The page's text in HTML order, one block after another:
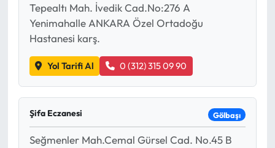
Tepealtı Mah. İvedik Cad.No:276 A
Yenimahalle ANKARA Özel Ortadoğu
Hastanesi karş.
Yol Tarifi Al 0 (312) 315 09 90
Şifa Eczanesi Gölbaşı
Seğmenler Mah.Cemal Gürsel Cad. No.45 B